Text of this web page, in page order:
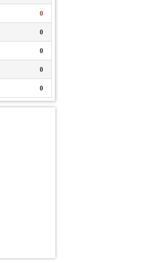
0
0
0
0
0